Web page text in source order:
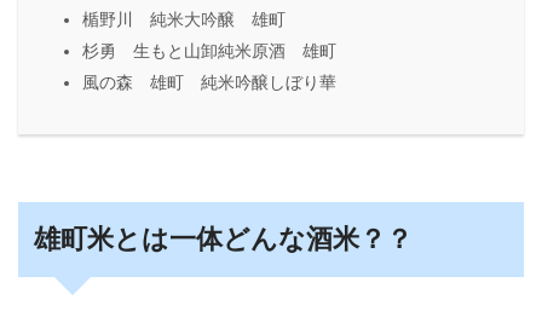
楯野川 純米大吟醸 雄町
杉勇 生もと山卸純米原酒 雄町
風の森 雄町 純米吟醸しぼり華
雄町米とは一体どんな酒米？？